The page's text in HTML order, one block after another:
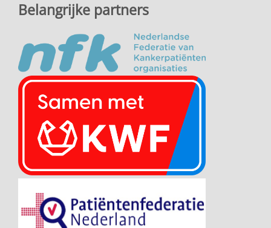
Belangrijke partners